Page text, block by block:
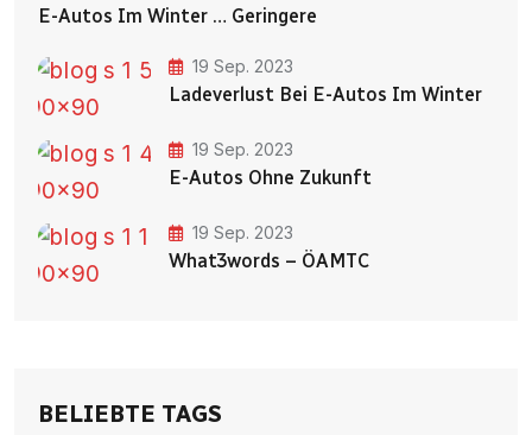
E-Autos Im Winter … Geringere
19 Sep. 2023
Ladeverlust Bei E-Autos Im Winter
19 Sep. 2023
E-Autos Ohne Zukunft
19 Sep. 2023
What3words – ÖAMTC
BELIEBTE TAGS